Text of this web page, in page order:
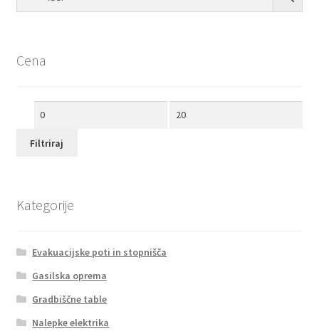
Cena
Min
Max
Filtriraj
Kategorije
Evakuacijske poti in stopnišča
Gasilska oprema
Gradbiščne table
Nalepke elektrika